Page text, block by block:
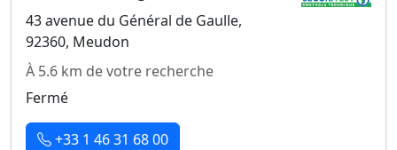
43 avenue du Général de Gaulle,
92360, Meudon
À 5.6 km de votre recherche
Fermé
+33 1 46 31 68 00